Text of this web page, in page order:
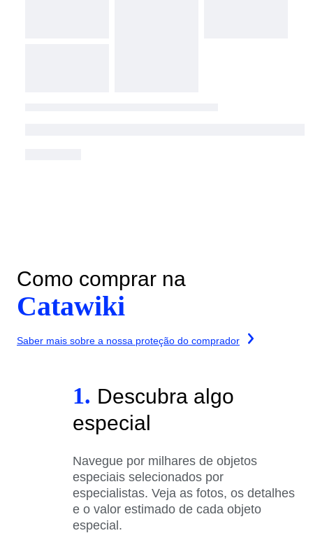
Como comprar na
Catawiki
Saber mais sobre a nossa proteção do comprador
1. Descubra algo
especial
Navegue por milhares de objetos
especiais selecionados por
especialistas. Veja as fotos, os detalhes
e o valor estimado de cada objeto
especial.